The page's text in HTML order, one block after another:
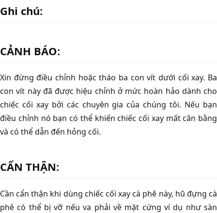
Ghi chú:
CẢNH BÁO:
Xin đừng điều chỉnh hoặc tháo ba con vít dưới cối xay. Ba
con vít này đã được hiệu chỉnh ở mức hoàn hảo dành cho
chiếc cối xay bởi các chuyên gia của chúng tôi. Nếu bạn
điều chỉnh nó bạn có thể khiến chiếc cối xay mất cân bằng
và có thể dẫn đến hỏng cối.
CẨN THẬN:
Cần cẩn thận khi dùng chiếc cối xay cà phê này, hũ đựng cà
phê có thể bị vỡ nếu va phải về mặt cứng ví dụ như sàn